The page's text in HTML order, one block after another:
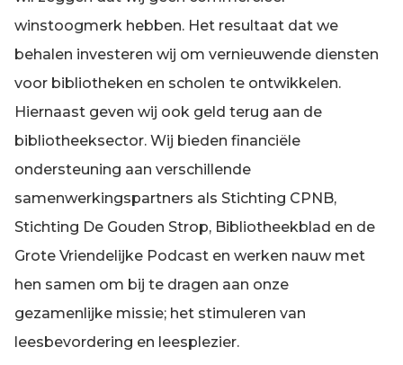
winstoogmerk hebben. Het resultaat dat we
behalen investeren wij om vernieuwende diensten
voor bibliotheken en scholen te ontwikkelen.
Hiernaast geven wij ook geld terug aan de
bibliotheeksector. Wij bieden financiële
ondersteuning aan verschillende
samenwerkingspartners als Stichting CPNB,
Stichting De Gouden Strop, Bibliotheekblad en de
Grote Vriendelijke Podcast en werken nauw met
hen samen om bij te dragen aan onze
gezamenlijke missie; het stimuleren van
leesbevordering en leesplezier.